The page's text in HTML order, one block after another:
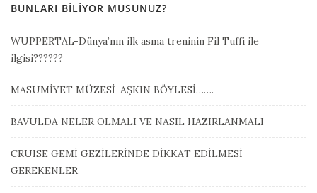
BUNLARI BILIYOR MUSUNUZ?
WUPPERTAL-Dünya’nın ilk asma treninin Fil Tuffi ile
ilgisi??????
MASUMİYET MÜZESİ-AŞKIN BÖYLESİ…….
BAVULDA NELER OLMALI VE NASIL HAZIRLANMALI
CRUISE GEMİ GEZİLERİNDE DİKKAT EDİLMESİ
GEREKENLER